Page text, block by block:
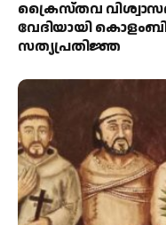
ക്രൈസ്തവ
വേദിയായി
സത്യപ്രതിജ്ഞ